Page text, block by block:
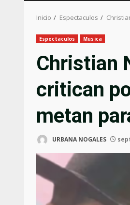
Inicio Espectaculos
Espectaculos Musica
Christian
critican
metan
URBANA NOGALES